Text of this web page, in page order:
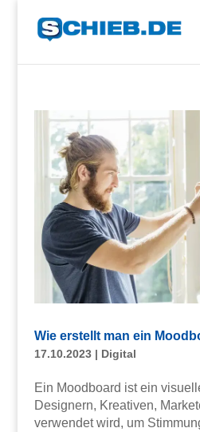
Wie erstellt man ein
17.10.2023| Digital
Ein Moodboard ist ein
Designern, Kreativen,
verwendet wird, um